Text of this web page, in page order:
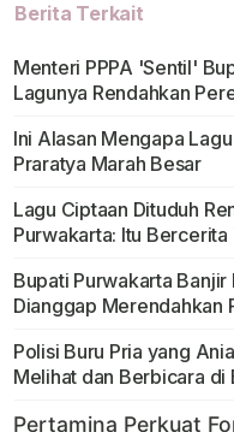
Berita Terkait
Menteri PPPA 'Sentil'
Lagunya Rendahkan
Ini Alasan Mengapa
Praratya Marah Besar
Lagu Ciptaan Dituduh
Purwakarta: Itu
Bupati Purwakarta
Dianggap Merendahkan
Polisi Buru Pria yang
Melihat dan Berbicara di